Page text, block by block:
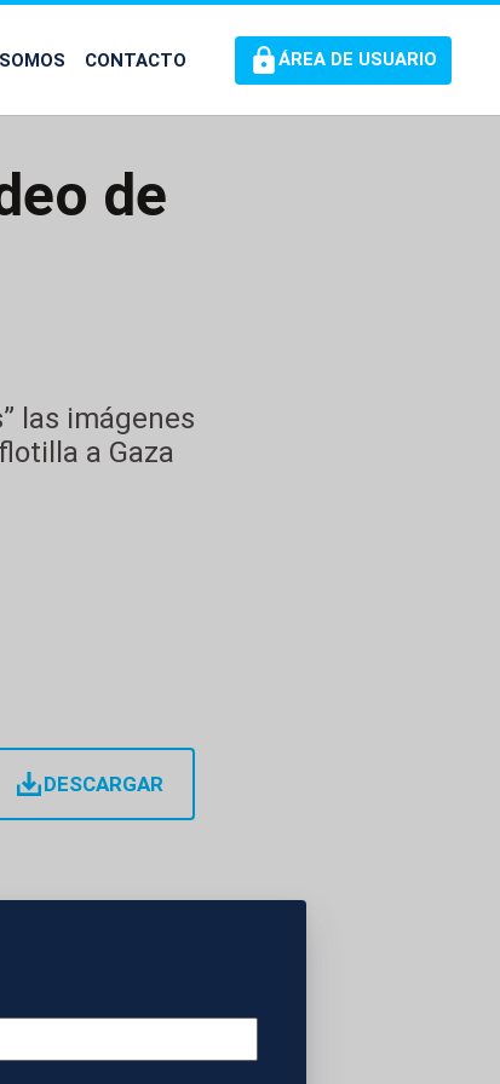
CONTACTO ÁREA DE USUARIO
de
las imágenes
a Gaza
DESCARGAR
las que
y arrodillados
Desde